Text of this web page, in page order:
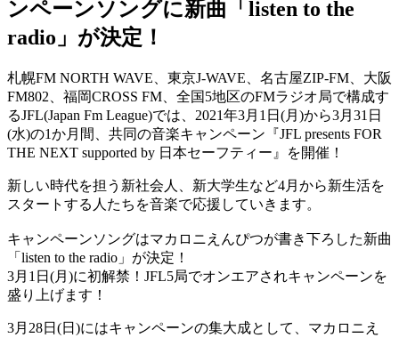
ンペーンソングに新曲「listen to the
radio」が決定！
札幌FM NORTH WAVE、東京J-WAVE、名古屋ZIP-FM、大阪
FM802、福岡CROSS FM、全国5地区のFMラジオ局で構成す
るJFL(Japan Fm League)では、2021年3月1日(月)から3月31日
(水)の1か月間、共同の音楽キャンペーン『JFL presents FOR
THE NEXT supported by 日本セーフティー』を開催！
新しい時代を担う新社会人、新大学生など4月から新生活を
スタートする人たちを音楽で応援していきます。
キャンペーンソングはマカロニえんぴつが書き下ろした新曲
「listen to the radio」が決定！
3月1日(月)に初解禁！JFL5局でオンエアされキャンペーンを
盛り上げます！
3月28日(日)にはキャンペーンの集大成として、マカロニえ